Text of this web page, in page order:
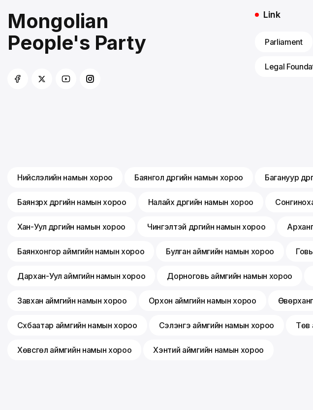
Mongolian
People's Party
Link
Parliament
Legal
Нийслэлийн намын хороо Баянгол дүүргийн намын хороо Багануур
Баянзүрх дүүргийн намын хороо Налайх дүүргийн намын хороо
Хан-Уул дүүргийн намын хороо Чингэлтэй дүүргийн намын хороо
Баянхонгор аймгийн намын хороо Булган аймгийн намын хороо
Дархан-Уул аймгийн намын хороо Дорноговь аймгийн намын хороо
Завхан аймгийн намын хороо Орхон аймгийн намын хороо
Сүхбаатар аймгийн намын хороо Сэлэнгэ аймгийн намын хороо Төв
Хөвсгөл аймгийн намын хороо Хэнтий аймгийн намын хороо